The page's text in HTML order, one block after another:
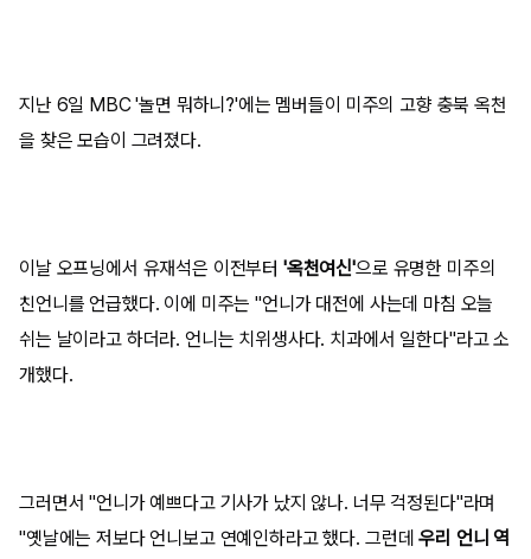
지난 6일 MBC '놀면 뭐하니?'에는 멤버들이 미주의 고향 충북 옥천
을 찾은 모습이 그려졌다.
이날 오프닝에서 유재석은 이전부터 '옥천여신'으로 유명한 미주의
친언니를 언급했다. 이에 미주는 "언니가 대전에 사는데 마침 오늘
쉬는 날이라고 하더라. 언니는 치위생사다. 치과에서 일한다"라고 소
개했다.
그러면서 "언니가 예쁘다고 기사가 났지 않나. 너무 걱정된다"라며
"옛날에는 저보다 언니보고 연예인하라고 했다. 그런데 우리 언니 역